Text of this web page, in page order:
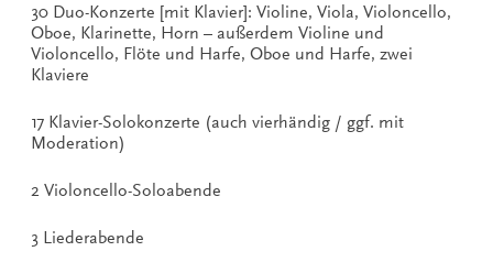
30 Duo-Konzerte [mit Klavier]: Violine, Viola, Violoncello,
Oboe, Klarinette, Horn – außerdem Violine und
Violoncello, Flöte und Harfe, Oboe und Harfe, zwei
Klaviere
17 Klavier-Solokonzerte (auch vierhändig / ggf. mit
Moderation)
2 Violoncello-Soloabende
3 Liederabende